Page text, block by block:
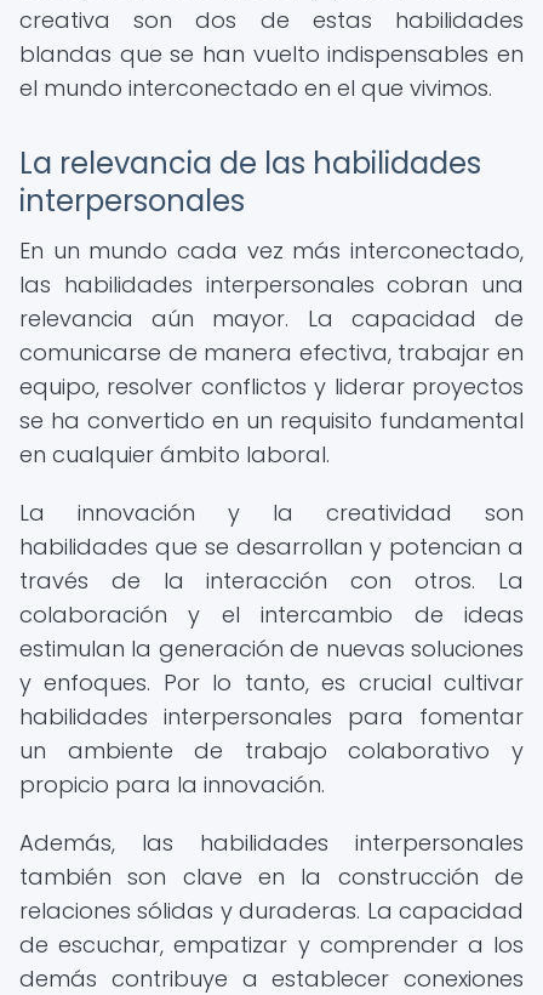
creativa son dos de estas habilidades
blandas que se han vuelto indispensables en
el mundo interconectado en el que vivimos.
La relevancia de las habilidades
interpersonales
En un mundo cada vez más interconectado,
las habilidades interpersonales cobran una
relevancia aún mayor. La capacidad de
comunicarse de manera efectiva, trabajar en
equipo, resolver conflictos y liderar proyectos
se ha convertido en un requisito fundamental
en cualquier ámbito laboral.
La innovación y la creatividad son
habilidades que se desarrollan y potencian a
través de la interacción con otros. La
colaboración y el intercambio de ideas
estimulan la generación de nuevas soluciones
y enfoques. Por lo tanto, es crucial cultivar
habilidades interpersonales para fomentar
un ambiente de trabajo colaborativo y
propicio para la innovación.
Además, las habilidades interpersonales
también son clave en la construcción de
relaciones sólidas y duraderas. La capacidad
de escuchar, empatizar y comprender a los
demás contribuye a establecer conexiones